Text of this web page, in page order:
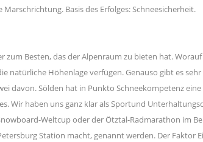
Basis des Erfolges: Schneesicherheit.
Besten, das der Alpenraum zu bieten hat.
natürliche Höhenlage verfügen. Genauso gibt es
davon. Sölden hat in Punkto Schneekompetenz
Wir haben uns ganz klar als Sportund
Weltcup oder der Ötztal-Radmarathon im
Station macht, genannt werden. Der Faktor